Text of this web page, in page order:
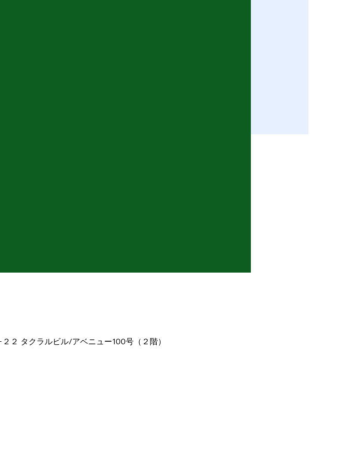
２ タクラルビル/アベニュー100号（２階）